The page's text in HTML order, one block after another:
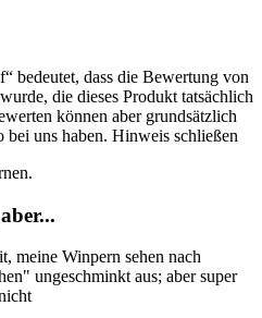
bedeutet, dass die Bewertung von
die dieses Produkt tatsächlich
können aber grundsätzlich
uns haben. Hinweis schließen
meine Winpern sehen nach
ungeschminkt aus; aber super